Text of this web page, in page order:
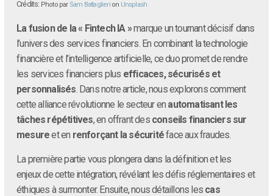
Crédits: Photo par Sam Battaglierion Unsplash
La fusion de la « Fintech IA »marque un tournant décisif dans
l’univers des services financiers. En combinant la technologie
financière et l’intelligence artificielle, ce duo promet de rendre
les services financiers plus efficaces, sécurisés et
personnalisés. Dans notre article, nous explorons comment
cette alliance révolutionne le secteur en automatisant les
tâches répétitives, en offrant des conseils financiers sur
mesureet en renforçant la sécuritéface aux fraudes.
La première partie vous plongera dans la définition et les
enjeux de cette intégration, révélant les défis réglementaires et
éthiques à surmonter. Ensuite, nous détaillons les cas